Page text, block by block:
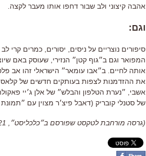
אהבה קיצוני ולב שבור דחפו אותו מעבר לקצה.
וגם:
סיפורים נוצריים על ניסים יסורים כמרים קרי
המפואר וגם ב״גוף קטן״ הנזירי, שעוסק באם
אותה לחיים. ב״אבו עומאר״ הישראלי זהו אב
את ההזדמנות לצפות בעותקים חדשים של
אשבי, ״נערת הטלפון והבלש״ של אלן ג׳יי
של סטנלי קובריק (דאבל פיצ׳ר מצוין עם
(גרסה מורחבת לטקסט שפורסם ב״כלכליסט״, 19.9.2021)